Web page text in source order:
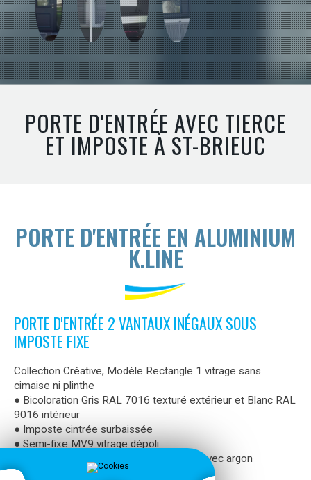
PORTE D'ENTRÉE AVEC TIERCE
ET IMPOSTE À ST-BRIEUC
PORTE D'ENTRÉE EN ALUMINIUM
K.LINE
PORTE D'ENTRÉE 2 VANTAUX INÉGAUX SOUS
IMPOSTE FIXE
Collection Créative, Modèle Rectangle 1 vitrage sans
cimaise ni plinthe
● Bicoloration Gris RAL 7016 texturé extérieur et Blanc RAL
9016 intérieur
● Imposte cintrée surbaissée
● Semi-fixe MV9 vitrage dépoli
● Vitrage dépoli 44-2/alu noir 18/TBE 4 avec argon
● Serrure à relevage